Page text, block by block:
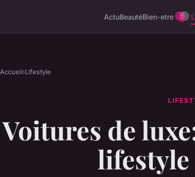
ActuBeautéBien-etre
Accueil›Lifestyle
Voitures de
lifestyle